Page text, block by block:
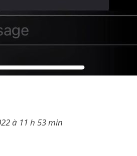
à 11 h 53 min